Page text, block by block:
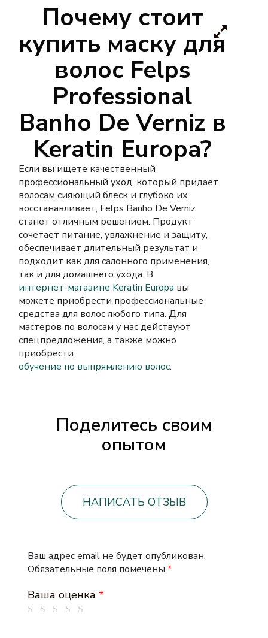
Почему стоит
купить маску для
волос Felps
Professional
Banho De Verniz в
Keratin Europa?
Если вы ищете качественный
профессиональный уход, который придает
волосам сияющий блеск и глубоко их
восстанавливает, Felps Banho De Verniz
станет отличным решением. Продукт
сочетает питание, увлажнение и защиту,
обеспечивает длительный результат и
подходит как для салонного применения,
так и для домашнего ухода. В
интернет-магазине Keratin Europa вы
можете приобрести профессиональные
средства для волос любого типа. Для
мастеров по волосам у нас действуют
спецпредложения, а также можно
приобрести
обучение по выпрямлению волос.
Поделитесь своим
опытом
НАПИСАТЬ ОТЗЫВ
Ваш адрес email не будет опубликован.
Обязательные поля помечены *
Ваша оценка *